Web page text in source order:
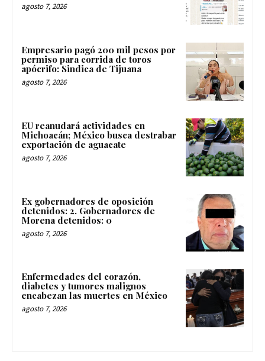
agosto 7, 2026
Empresario pagó 200 mil pesos por
permiso para corrida de toros
apócrifo: Sindica de Tijuana
agosto 7, 2026
EU reanudará actividades en
Michoacán; México busca destrabar
exportación de aguacate
agosto 7, 2026
Ex gobernadores de oposición
detenidos: 2. Gobernadores de
Morena detenidos: 0
agosto 7, 2026
Enfermedades del corazón,
diabetes y tumores malignos
encabezan las muertes en México
agosto 7, 2026